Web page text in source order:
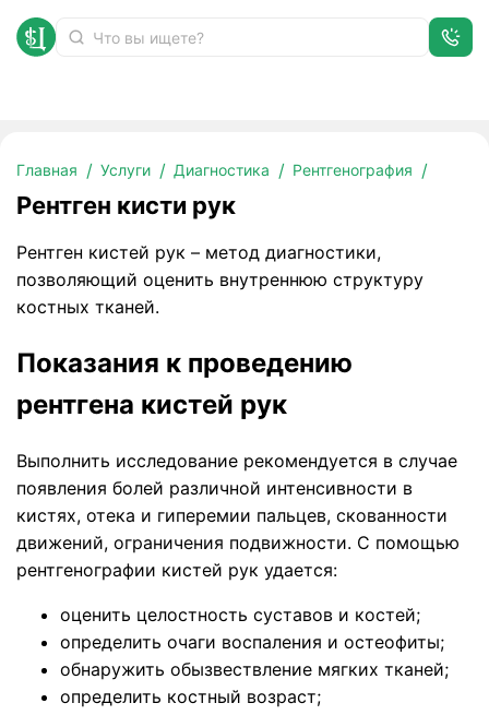
Главная Услуги Диагностика Рентгенография
Рентген кисти рук
Рентген кисти рук
Рентген кистей рук – метод диагностики,
позволяющий оценить внутреннюю структуру
костных тканей.
Показания к проведению
рентгена кистей рук
Выполнить исследование рекомендуется в случае
появления болей различной интенсивности в
кистях, отека и гиперемии пальцев, скованности
движений, ограничения подвижности. С помощью
рентгенографии кистей рук удается:
оценить целостность суставов и костей;
определить очаги воспаления и остеофиты;
обнаружить обызвествление мягких тканей;
определить костный возраст;